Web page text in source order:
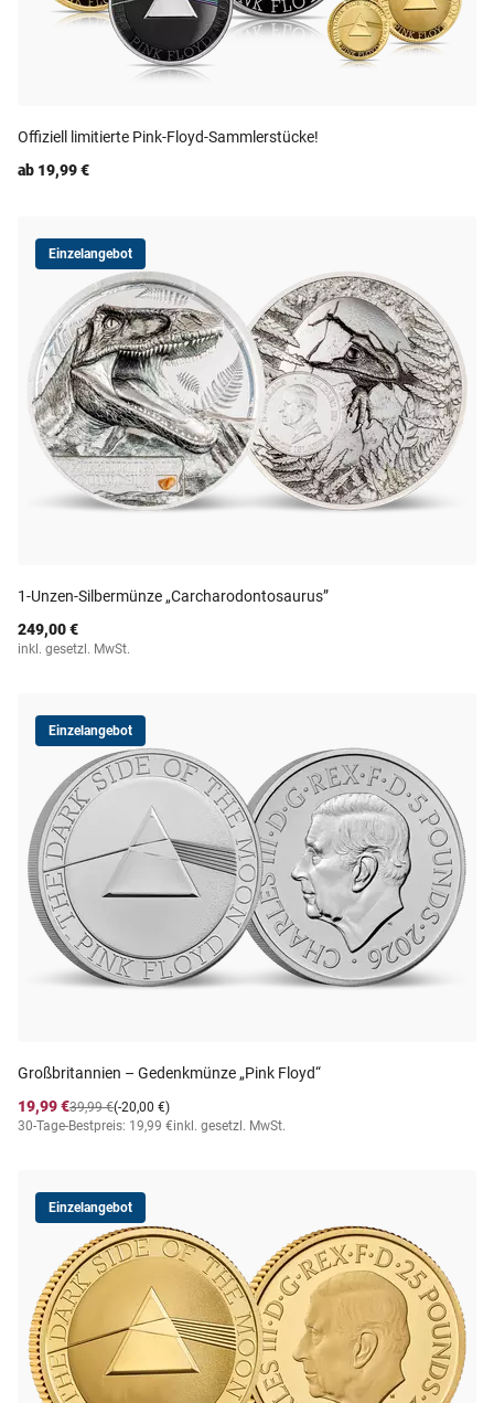
Offiziell limitierte Pink-Floyd-Sammlerstücke!
ab 19,99 €
Einzelangebot
1-Unzen-Silbermünze „Carcharodontosaurus”
249,00 €
inkl. gesetzl. MwSt.
Einzelangebot
Großbritannien – Gedenkmünze „Pink Floyd“
19,99 €
(-20,00 €)
39,99 €
30-Tage-Bestpreis: 19,99 €inkl. gesetzl. MwSt.
Einzelangebot